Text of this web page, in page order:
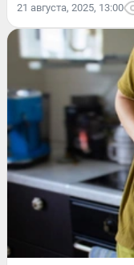
21 августа, 2025, 13:00